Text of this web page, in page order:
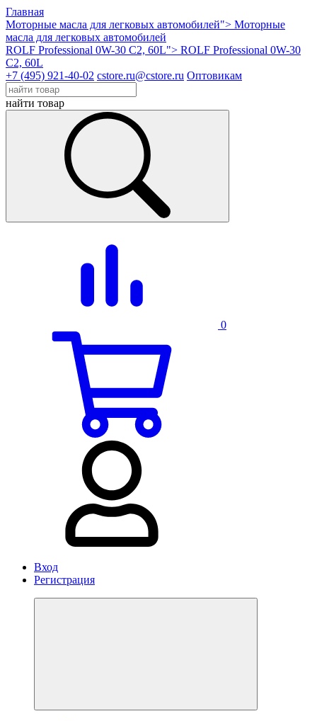
Главная
Моторные масла для легковых автомобилей"> Моторные
масла для легковых автомобилей
ROLF Professional 0W-30 C2, 60L"> ROLF Professional 0W-30
C2, 60L
+7 (495) 921-40-02 cstore.ru@cstore.ru Оптовикам
найти товар
0
Вход
Регистрация